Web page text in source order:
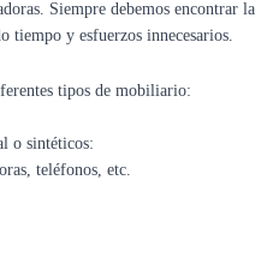
Siempre debemos encontrar la
tiempo y esfuerzos innecesarios.
tipos de mobiliario:
o sintéticos:
teléfonos, etc.